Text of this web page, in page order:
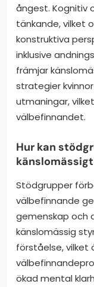
ångest. Kognitiv
tänkande, vilket
konstruktiva
inklusive
främjar
strategier
utmaningar,
välbefinnandet.
Hur kan
Stödgrupper
välbefinnande
gemenskap och
känslomässig
förståelse, vilket
ökad mental